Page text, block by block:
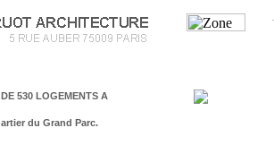
530 LOGEMENTS A
du Grand Parc.